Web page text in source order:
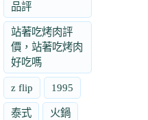
品評
站著吃烤肉評
價，站著吃烤肉
好吃嗎
z flip 1995
泰式 火鍋